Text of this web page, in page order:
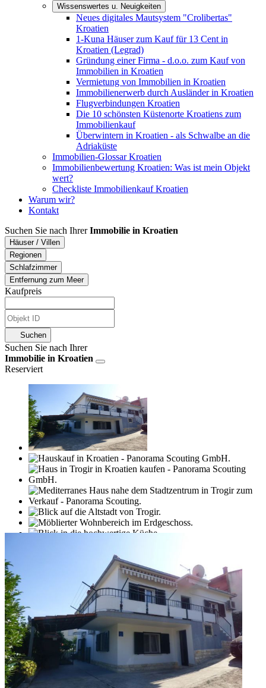
Wissenswertes u. Neuigkeiten
Neues digitales Mautsystem "Crolibertas"
Kroatien
1-Kuna Häuser zum Kauf für 13 Cent in
Kroatien (Legrad)
Gründung einer Firma - d.o.o. zum Kauf von
Immobilien in Kroatien
Vermietung von Immobilien in Kroatien
Immobilienerwerb durch Ausländer in Kroatien
Flugverbindungen Kroatien
Die 10 schönsten Küstenorte Kroatiens zum
Immobilienkauf
Überwintern in Kroatien - als Schwalbe an die
Adriaküste
Immobilien-Glossar Kroatien
Immobilienbewertung Kroatien: Was ist mein Objekt
wert?
Checkliste Immobilienkauf Kroatien
Warum wir?
Kontakt
Suchen Sie nach IhrerImmobilie in Kroatien
Häuser / Villen
Regionen
Schlafzimmer
Entfernung zum Meer
Kaufpreis
Suchen
Suchen Sie nach Ihrer
Immobilie in Kroatien
Reserviert